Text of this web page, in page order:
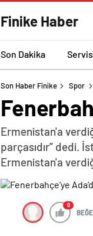
Finike Haber
Son Dakika
Son Haber Finike Spor
Ermenistan'a
parçasıdır” dedi.
Ermenistan'a
0